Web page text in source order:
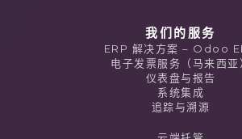
我们的服务
ERP 解决方案 – Odoo
电子发票服务（马来西亚
仪表盘与报告
系统集成
追踪与溯源